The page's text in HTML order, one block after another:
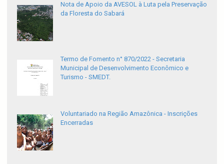
Nota de Apoio da AVESOL à Luta pela Preservação
da Floresta do Sabará
Termo de Fomento n° 870/2022 - Secretaria
Municipal de Desenvolvimento Econômico e
Turismo - SMEDT.
Voluntariado na Região Amazônica - Inscrições
Encerradas